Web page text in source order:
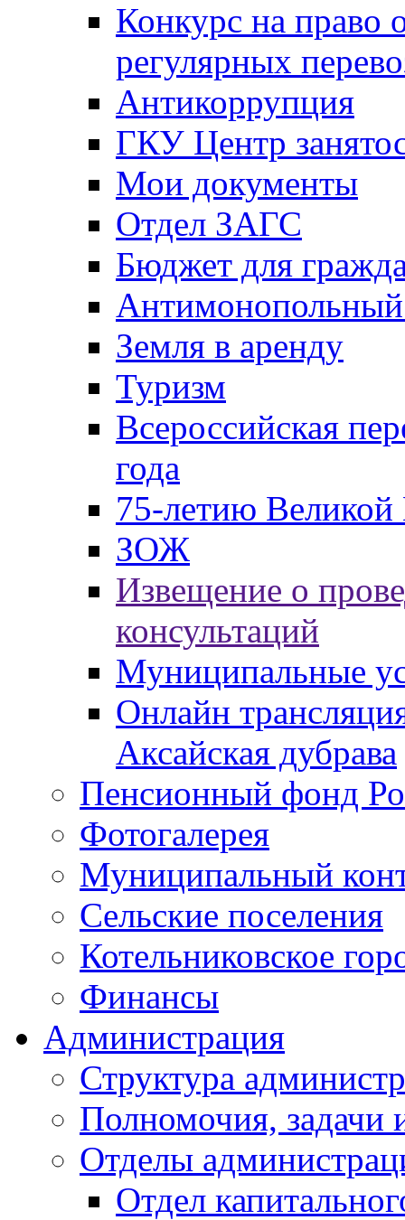
Конкурс на право
регулярных
Антикоррупция
ГКУ Центр
Мои документы
Отдел ЗАГС
Бюджет для
Антимонопольный
Земля в аренду
Туризм
Всероссийская
года
75-летию
ЗОЖ
Извещение о
консультаций
Муниципальные
Онлайн
Аксайская дубрава
Пенсионный фонд
Фотогалерея
Муниципальный
Сельские поселения
Котельниковское
Финансы
Администрация
Структура
Полномочия, задачи
Отделы
Отдел